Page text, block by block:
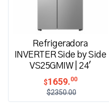
Refrigeradora
INVERTER Side by Side
VS25GMIW | 24'
$1659.00
$2350.00